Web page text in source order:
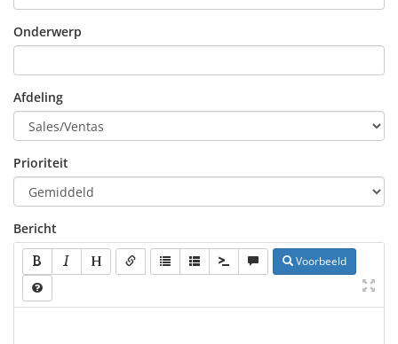
Onderwerp
Afdeling
Prioriteit
Bericht
Voorbeeld